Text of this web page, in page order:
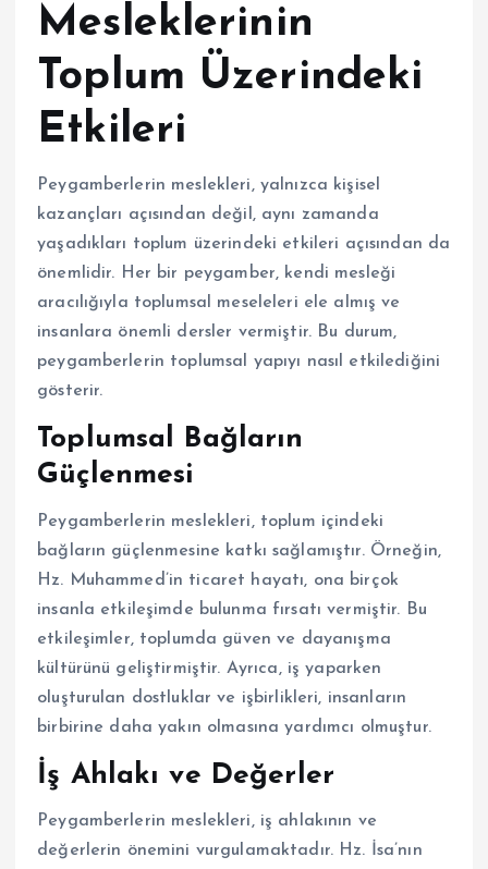
Mesleklerinin
Toplum Üzerindeki
Etkileri
Peygamberlerin meslekleri, yalnızca kişisel
kazançları açısından değil, aynı zamanda
yaşadıkları toplum üzerindeki etkileri açısından da
önemlidir. Her bir peygamber, kendi mesleği
aracılığıyla toplumsal meseleleri ele almış ve
insanlara önemli dersler vermiştir. Bu durum,
peygamberlerin toplumsal yapıyı nasıl etkilediğini
gösterir.
Toplumsal Bağların
Güçlenmesi
Peygamberlerin meslekleri, toplum içindeki
bağların güçlenmesine katkı sağlamıştır. Örneğin,
Hz. Muhammed’in ticaret hayatı, ona birçok
insanla etkileşimde bulunma fırsatı vermiştir. Bu
etkileşimler, toplumda güven ve dayanışma
kültürünü geliştirmiştir. Ayrıca, iş yaparken
oluşturulan dostluklar ve işbirlikleri, insanların
birbirine daha yakın olmasına yardımcı olmuştur.
İş Ahlakı ve Değerler
Peygamberlerin meslekleri, iş ahlakının ve
değerlerin önemini vurgulamaktadır. Hz. İsa’nın